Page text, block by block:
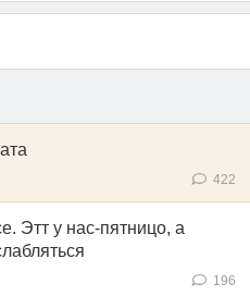
422
Этт у нас-пятницо, а
196